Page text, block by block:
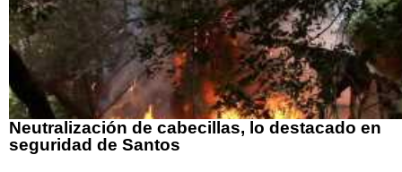
Neutralización de cabecillas, lo destacado en
seguridad de Santos